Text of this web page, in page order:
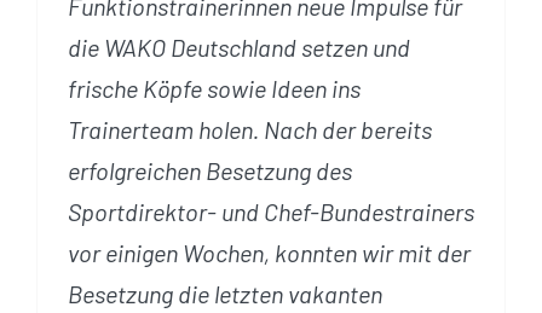
Funktionstrainerinnen neue Impulse für
die WAKO Deutschland setzen und
frische Köpfe sowie Ideen ins
Trainerteam holen. Nach der bereits
erfolgreichen Besetzung des
Sportdirektor- und Chef-Bundestrainers
vor einigen Wochen, konnten wir mit der
Besetzung die letzten vakanten